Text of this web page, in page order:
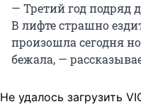
— Третий год подряд
В лифте страшно
произошла сегодня
бежала, —
Не удалось загрузить